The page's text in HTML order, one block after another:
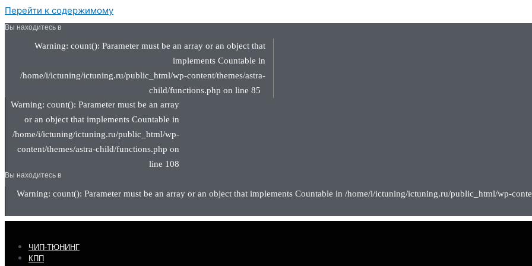
Перейти к содержимому
Вы находитесь в
Warning: count(): Parameter must be an array or an object that
implements Countable in
/home/i/ictuning/ictuning.ru/public_html/wp-content/themes/astra-
child/functions.php on line 85
Warning: count(): Parameter must be an array
or an object that implements Countable in
/home/i/ictuning/ictuning.ru/public_html/wp-
content/themes/astra-child/functions.php on
line 108
Вы находитесь в
Warning: count(): Parameter must be an array or an object that implements Countable in /home/i/ictuning/ictuning.ru/public_html/wp-
ЧИП-ТЮНИНГ
КПП